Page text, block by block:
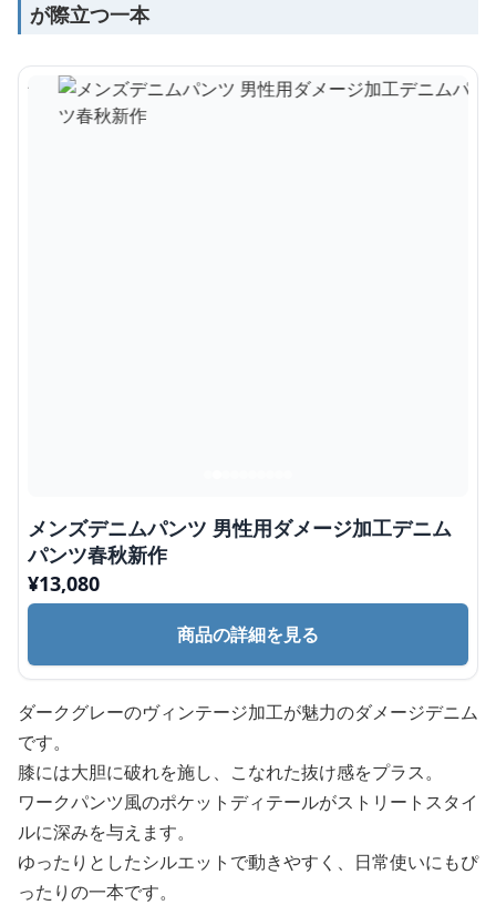
が際立つ一本
メンズデニムパンツ 男性用ダメージ加工デニム
パンツ春秋新作
¥13,080
商品の詳細を見る
ダークグレーのヴィンテージ加工が魅力のダメージデニム
です。
膝には大胆に破れを施し、こなれた抜け感をプラス。
ワークパンツ風のポケットディテールがストリートスタイ
ルに深みを与えます。
ゆったりとしたシルエットで動きやすく、日常使いにもぴ
ったりの一本です。